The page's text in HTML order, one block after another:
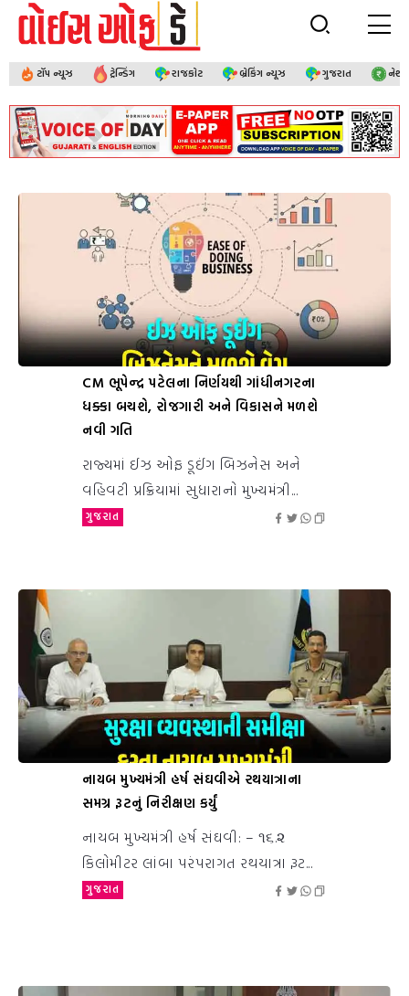
ટૉપ ન્યૂઝ ટ્રેન્ડિંગ રાજકોટ બ્રેકિંગ ન્યૂઝ ગુજરાત
CM ભૂપેન્દ્ર પટેલના નિર્ણયથી ગાંધીનગરના
ધક્કા બચશે, રોજગારી અને વિકાસને મળશે
નવી ગતિ
રાજ્યમાં ઈઝ ઓફ ડૂઈંગ બિઝનેસ અને
વહિવટી પ્રક્રિયામાં સુધારાનો મુખ્યમંત્રી...
ગુજરાત
નાયબ મુખ્યમંત્રી હર્ષ સંઘવીએ રથયાત્રાના
સમગ્ર રૂટનું નિરીક્ષણ કર્યું
નાયબ મુખ્યમંત્રી હર્ષ સંઘવી: – ૧૬.૨
કિલોમીટર લાંબા પરંપરાગત રથયાત્રા રૂટ...
ગુજરાત